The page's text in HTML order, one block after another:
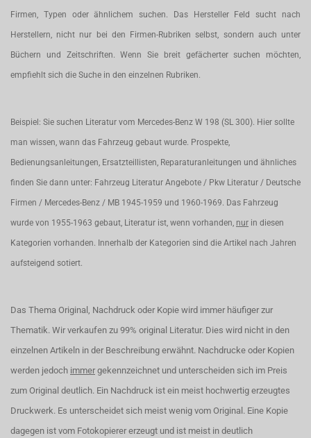
Firmen, Typen oder ähnlichem suchen. Das Hersteller Feld sucht nach
Herstellern, nicht nur bei den Firmen-Rubriken selbst, sondern auch unter
Büchern und Zeitschriften. Wenn Sie breit gefächerter suchen möchten,
empfiehlt sich die Suche in den einzelnen Rubriken.
Beispiel: Sie suchen Literatur vom Mercedes-Benz W 198 (SL 300). Hier sollte
man wissen, wann das Fahrzeug gebaut wurde. Prospekte,
Bedienungsanleitungen, Ersatzteillisten, Reparaturanleitungen und ähnliches
finden Sie dann unter: Fahrzeug Literatur Angebote / Pkw Literatur / Deutsche
Firmen / Mercedes-Benz / MB 1945-1959 und 1960-1969. Das Fahrzeug
wurde von 1955-1963 gebaut, Literatur ist, wenn vorhanden, nur in diesen
Kategorien vorhanden. Innerhalb der Kategorien sind die Artikel nach Jahren
aufsteigend sotiert.
Das Thema Original, Nachdruck oder Kopie wird immer häufiger zur
Thematik. Wir verkaufen zu 99% original Literatur. Dies wird nicht in den
einzelnen Artikeln in der Beschreibung erwähnt. Nachdrucke oder Kopien
werden jedoch immer gekennzeichnet und unterscheiden sich im Preis
zum Original deutlich. Ein Nachdruck ist ein meist hochwertig erzeugtes
Druckwerk. Es unterscheidet sich meist wenig vom Original. Eine Kopie
dagegen ist vom Fotokopierer erzeugt und ist meist in deutlich